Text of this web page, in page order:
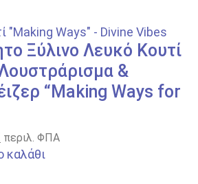
Ξύλινο Λευκό Κουτί
&
“Making Ways for
περιλ. ΦΠΑ
καλάθι